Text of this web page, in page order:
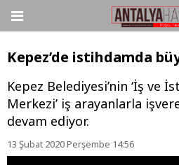
Kepez’de istihdamda
Kepez Belediyesi’nin ‘İş ve
Merkezi’ iş arayanlarla
devam ediyor.
13 Şubat 2020 Perşembe 14:56